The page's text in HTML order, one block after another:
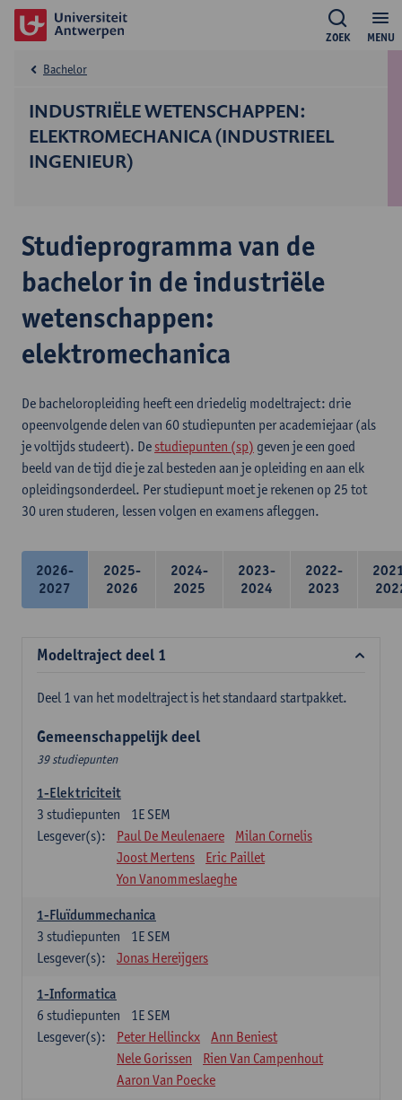
MENU
ZOEK
INDUSTRIËLE WETENSCHAPPEN:
ELEKTROMECHANICA (INDUSTRIEEL
INGENIEUR)
Bachelor
Studieprogramma van de
bachelor in de industriële
wetenschappen:
elektromechanica
De bacheloropleiding heeft een driedelig modeltraject: drie
opeenvolgende delen van 60 studiepunten per academiejaar (als
je voltijds studeert). De studiepunten (sp) geven je een goed
beeld van de tijd die je zal besteden aan je opleiding en aan elk
opleidingsonderdeel. Per studiepunt moet je rekenen op 25 tot
30 uren studeren, lessen volgen en examens afleggen.
2026-
2027
2025-
2026
2024-
2025
2023-
2024
2022-
2023
Modeltraject deel 1
Deel 1 van het modeltraject is het standaard startpakket.
Gemeenschappelijk deel
39 studiepunten
1-Elektriciteit
1E SEM
3 studiepunten
Lesgever(s):
Paul De Meulenaere
Milan Cornelis
Joost Mertens
Eric Paillet
Yon Vanommeslaeghe
1-Fluïdummechanica
1E SEM
3 studiepunten
Lesgever(s):
Jonas Hereijgers
1-Informatica
1E SEM
6 studiepunten
Lesgever(s):
Peter Hellinckx
Ann Beniest
Nele Gorissen
Rien Van Campenhout
Aaron Van Poecke